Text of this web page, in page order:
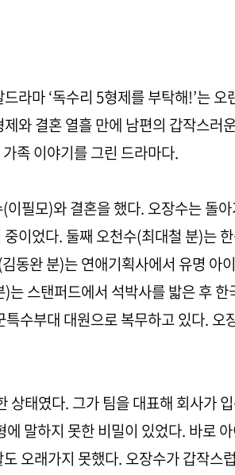
라마 ‘독수리 5형제를 부탁해!’는 오
와 결혼 열흘 만에 남편의 갑작스러
족 이야기를 그린 드라마다.
필모)와 결혼을 했다. 오장수는 돌
이었다. 둘째 오천수(최대철 분)는
동완 분)는 연애기획사에서 유명 아
는 스탠퍼드에서 석박사를 밟은 후
수부대 대원으로 복무하고 있다. 오
상태였다. 그가 팀을 대표해 회사가
말하지 못한 비밀이 있었다. 바로
오래가지 못했다. 오장수가 갑작스